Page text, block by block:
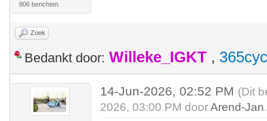
806 berichten
Zoek
Bedankt door: Willeke_IGKT ,
14-Jun-2026, 02:52 PM (Dit
2026, 03:00 PM doorArend-Jan